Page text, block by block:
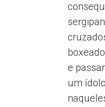
e
um